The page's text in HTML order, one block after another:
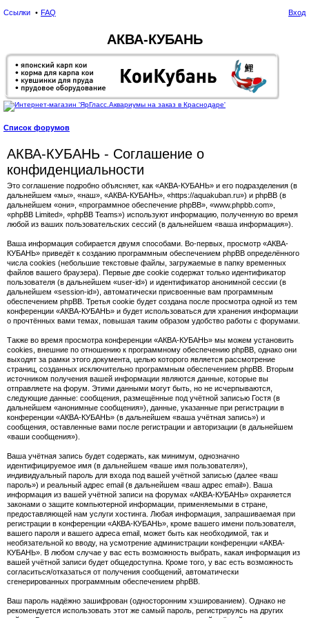
Ссылки FAQ Вход
АКВА-КУБАНЬ
Список форумов
АКВА-КУБАНЬ - Соглашение о
конфиденциальности
Это соглашение подробно объясняет, как «АКВА-КУБАНЬ» и его подразделения (в
дальнейшем «мы», «наш», «АКВА-КУБАНЬ», «https://aquakuban.ru») и phpBB (в
дальнейшем «они», «программное обеспечение phpBB», «www.phpbb.com»,
«phpBB Limited», «phpBB Teams») используют информацию, полученную во время
любой из ваших пользовательских сессий (в дальнейшем «ваша информация»).
Ваша информация собирается двумя способами. Во-первых, просмотр «АКВА-
КУБАНЬ» приведёт к созданию программным обеспечением phpBB определённого
числа cookies (небольшие текстовые файлы, загружаемые в папку временных
файлов вашего браузера). Первые две cookie содержат только идентификатор
пользователя (в дальнейшем «user-id») и идентификатор анонимной сессии (в
дальнейшем «session-id»), автоматически присвоенные вам программным
обеспечением phpBB. Третья cookie будет создана после просмотра одной из тем
конференции «АКВА-КУБАНЬ» и будет использоваться для хранения информации
о прочтённых вами темах, повышая таким образом удобство работы с форумами.
Также во время просмотра конференции «АКВА-КУБАНЬ» мы можем установить
cookies, внешние по отношению к программному обеспечению phpBB, однако они
выходят за рамки этого документа, целью которого является рассмотрение
страниц, созданных исключительно программным обеспечением phpBB. Вторым
источником получения вашей информации являются данные, которые вы
отправляете на форум. Этими данными могут быть, но не исчерпываются,
следующие данные: сообщения, размещённые под учётной записью Гостя (в
дальнейшем «анонимные сообщения»), данные, указанные при регистрации в
конференции «АКВА-КУБАНЬ» (в дальнейшем «ваша учётная запись») и
сообщения, оставленные вами после регистрации и авторизации (в дальнейшем
«ваши сообщения»).
Ваша учётная запись будет содержать, как минимум, однозначно
идентифицируемое имя (в дальнейшем «ваше имя пользователя»),
индивидуальный пароль для входа под вашей учётной записью (далее «ваш
пароль») и реальный адрес email (в дальнейшем «ваш адрес email»). Ваша
информация из вашей учётной записи на форумах «АКВА-КУБАНЬ» охраняется
законами о защите компьютерной информации, применяемыми в стране,
предоставляющей нам услуги хостинга. Любая информация, запрашиваемая при
регистрации в конференции «АКВА-КУБАНЬ», кроме вашего имени пользователя,
вашего пароля и вашего адреса email, может быть как необходимой, так и
необязательной ко вводу, на усмотрение администрации конференции «АКВА-
КУБАНЬ». В любом случае у вас есть возможность выбрать, какая информация из
вашей учётной записи будет общедоступна. Кроме того, у вас есть возможность
согласиться/отказаться от получения сообщений, автоматически
сгенерированных программным обеспечением phpBB.
Ваш пароль надёжно зашифрован (односторонним хэшированием). Однако не
рекомендуется использовать этот же самый пароль, регистрируясь на других